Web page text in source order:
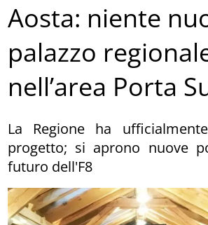
Aosta: niente
palazzo
nell’area Porta
La Regione ha
progetto; si aprono nuove
futuro dell'F8